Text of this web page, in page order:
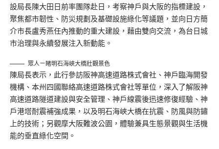
設局長陳大田日前率團隊赴日，考察神戶與大阪的指標建設，
聚焦都市韌性、防災規劃及基礎設施綠化等議題，並向日方簡
介市長盧秀燕任內推動的重大建設，藉由雙向交流，為台日城
市治理與永續發展注入新動能。
眾人ㄧ睹明石海峽大橋壯觀景色
陳局長表示，此行參訪阪神高速道路株式會社、神戶臨海開發
機構、本州四國聯絡高速道路株式會社等單位，深入了解阪神
高速道路隧道建設與安全管理、神戶線震後迅速修復經驗、神
戶港塔耐震補強成果，以及明石海峽大橋在抗震、防風與防鏽
上的技術；另觀摩大阪難波公園，體驗兼具生態景觀與生活機
能的垂直綠化空間。